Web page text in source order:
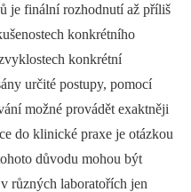
je finální rozhodnutí až příliš
konkrétního
konkrétní
určité postupy, pomocí
možné provádět exaktněji
do klinické praxe je otázkou
důvodu mohou být
různých laboratořích jen